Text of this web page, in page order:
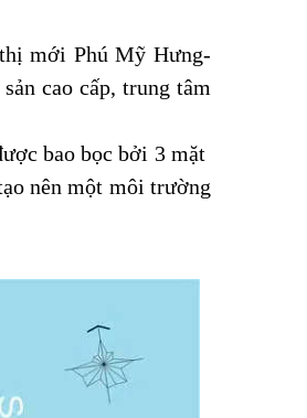
mới Phú Mỹ Hưng-
cao cấp, trung tâm
bao bọc bởi 3 mặt
nên một môi trường